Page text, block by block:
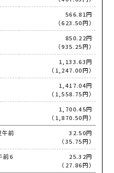
566.81円
（623.50円）
850.22円
（935.25円）
1,133.63円
（1,247.00円）
1,417.04円
（1,558.75円）
1,700.45円
（1,870.50円）
前
32.50円
（35.75円）
前6
25.32円
（27.86円）